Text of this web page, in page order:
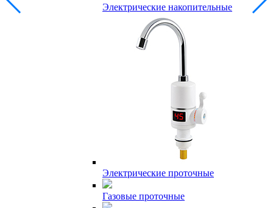
Электрические накопительные
Электрические проточные
Газовые проточные